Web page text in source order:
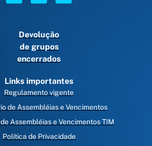
Devolução
de grupos
encerrados
Links importantes
Regulamento vigente
de Assembléias e Vencimentos
Assembléias e Vencimentos TIM
Política de Privacidade